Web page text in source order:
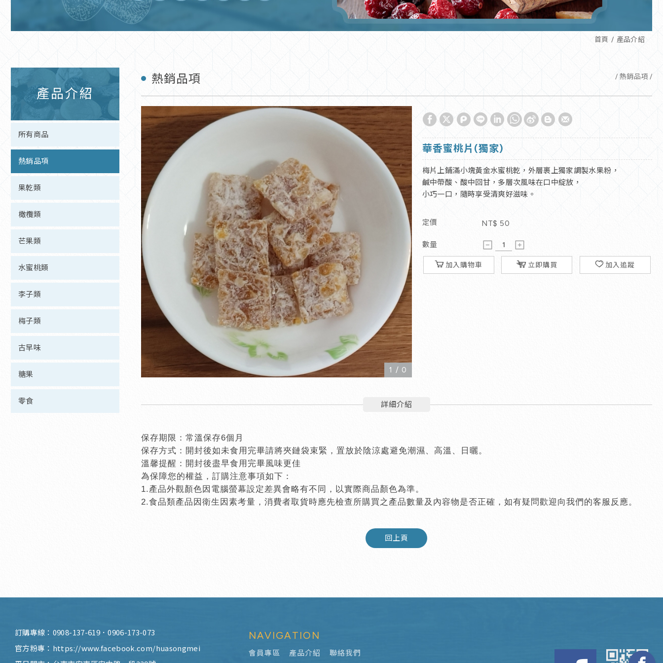
首頁 產品介紹
產品介紹
所有商品
熱銷品項
果乾類
橄欖類
芒果類
水蜜桃類
李子類
梅子類
古早味
糖果
零食
熱銷品項 熱銷品項
華香蜜桃片(獨家)
梅片上鋪滿小塊黃金水蜜桃乾，外層裹上獨家調製水果粉，
鹹中帶酸、酸中回甘，多層次風味在口中綻放，
小巧一口，隨時享受清爽好滋味。
定價 NT$ 50
數量
加入購物車 立即購買 加入追蹤
1 / 0
詳細介紹
保存期限：常溫保存6個月
保存方式：開封後如未食用完畢請將夾鏈袋束緊，置放於陰涼處避免潮濕、高溫、日曬。
溫馨提醒：開封後盡早食用完畢風味更佳
為保障您的權益，訂購注意事項如下：
1.產品外觀顏色因電腦螢幕設定差異會略有不同，以實際商品顏色為準。
2.食品類產品因衛生因素考量，消費者取貨時應先檢查所購買之產品數量及內容物是否正確，如有疑問歡迎向我們的客服反應。
回上頁
訂購專線： 0908-137-619．0906-173-073
官方粉專： https://www.facebook.com/huasongmei
NAVIGATION
會員專區 產品介紹 聯絡我們